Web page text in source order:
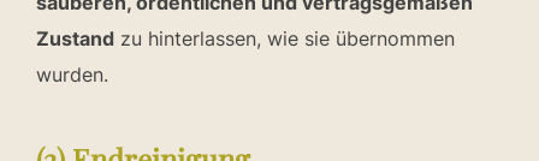
Zustand zu hinterlassen, wie sie übernommen
wurden.